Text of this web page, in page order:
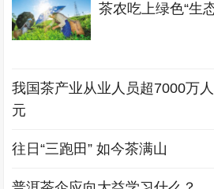
茶农吃上绿色“生
我国茶产业从业人员超7000万
元
往日“三跑田” 如今茶满山